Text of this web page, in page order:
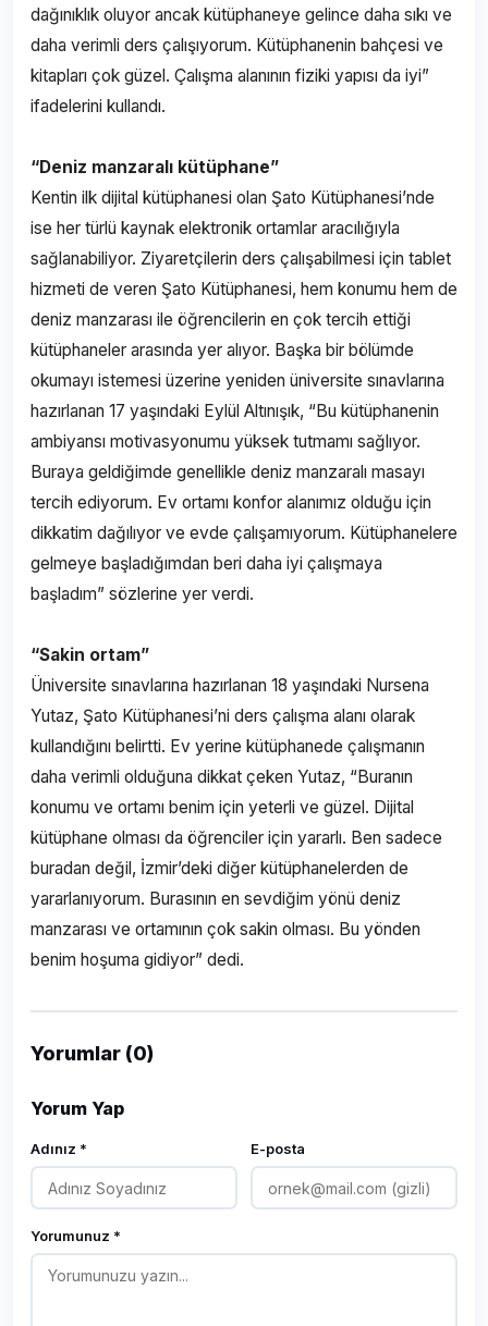
dağınıklık oluyor ancak kütüphaneye gelince daha sıkı ve
daha verimli ders çalışıyorum. Kütüphanenin bahçesi ve
kitapları çok güzel. Çalışma alanının fiziki yapısı da iyi”
ifadelerini kullandı.
“Deniz manzaralı kütüphane”
Kentin ilk dijital kütüphanesi olan Şato Kütüphanesi’nde
ise her türlü kaynak elektronik ortamlar aracılığıyla
sağlanabiliyor. Ziyaretçilerin ders çalışabilmesi için tablet
hizmeti de veren Şato Kütüphanesi, hem konumu hem de
deniz manzarası ile öğrencilerin en çok tercih ettiği
kütüphaneler arasında yer alıyor. Başka bir bölümde
okumayı istemesi üzerine yeniden üniversite sınavlarına
hazırlanan 17 yaşındaki Eylül Altınışık, “Bu kütüphanenin
ambiyansı motivasyonumu yüksek tutmamı sağlıyor.
Buraya geldiğimde genellikle deniz manzaralı masayı
tercih ediyorum. Ev ortamı konfor alanımız olduğu için
dikkatim dağılıyor ve evde çalışamıyorum. Kütüphanelere
gelmeye başladığımdan beri daha iyi çalışmaya
başladım” sözlerine yer verdi.
“Sakin ortam”
Üniversite sınavlarına hazırlanan 18 yaşındaki Nursena
Yutaz, Şato Kütüphanesi’ni ders çalışma alanı olarak
kullandığını belirtti. Ev yerine kütüphanede çalışmanın
daha verimli olduğuna dikkat çeken Yutaz, “Buranın
konumu ve ortamı benim için yeterli ve güzel. Dijital
kütüphane olması da öğrenciler için yararlı. Ben sadece
buradan değil, İzmir’deki diğer kütüphanelerden de
yararlanıyorum. Burasının en sevdiğim yönü deniz
manzarası ve ortamının çok sakin olması. Bu yönden
benim hoşuma gidiyor” dedi.
Yorumlar (0)
Yorum Yap
Adınız * E-posta
Yorumunuz *